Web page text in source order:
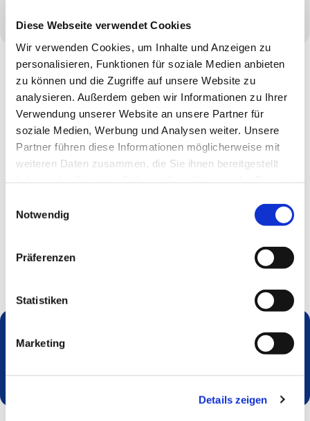
Diese Webseite verwendet Cookies
Wir verwenden Cookies, um Inhalte und Anzeigen zu
personalisieren, Funktionen für soziale Medien anbieten
zu können und die Zugriffe auf unsere Website zu
analysieren. Außerdem geben wir Informationen zu Ihrer
Verwendung unserer Website an unsere Partner für
soziale Medien, Werbung und Analysen weiter. Unsere
Partner führen diese Informationen möglicherweise mit
weiteren Daten zusammen, die Sie ihnen bereitgestellt
Notwendig
Präferenzen
Statistiken
Marketing
Details zeigen
Dies könnte Sie auch interessieren